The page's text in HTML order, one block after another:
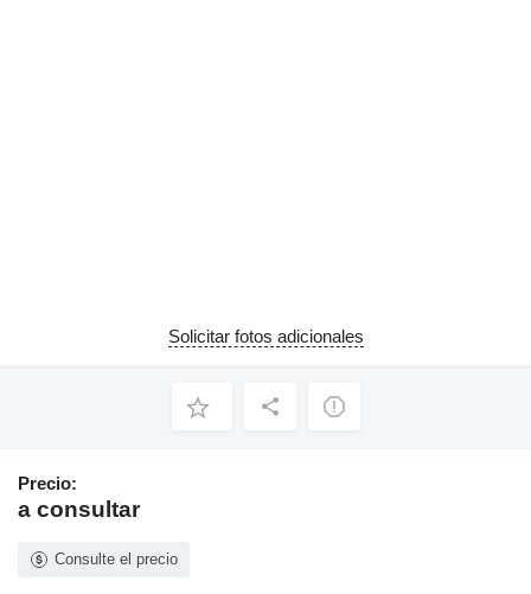
Solicitar fotos adicionales
Precio:
a consultar
Consulte el precio